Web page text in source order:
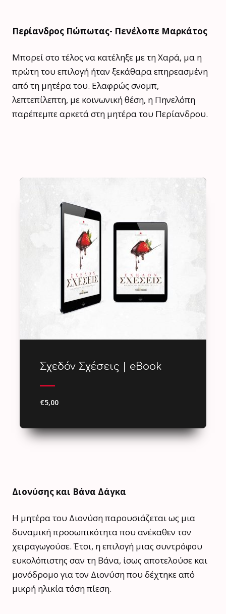
Περίανδρος Πώπωτας- Πενέλοπε Μαρκάτος
Μπορεί στο τέλος να κατέληξε με τη Χαρά, μα η
πρώτη του επιλογή ήταν ξεκάθαρα επηρεασμένη
από τη μητέρα του. Ελαφρώς σνομπ,
λεπτεπίλεπτη, με κοινωνική θέση, η Πηνελόπη
παρέπεμπε αρκετά στη μητέρα του Περίανδρου.
Σχεδόν Σχέσεις | eBook
€5,00
Διονύσης και Βάνα Δάγκα
Η μητέρα του Διονύση παρουσιάζεται ως μια
δυναμική προσωπικότητα που ανέκαθεν τον
χειραγωγούσε. Έτσι, η επιλογή μιας συντρόφου
ευκολόπιστης σαν τη Βάνα, ίσως αποτελούσε και
μονόδρομο για τον Διονύση που δέχτηκε από
μικρή ηλικία τόση πίεση.